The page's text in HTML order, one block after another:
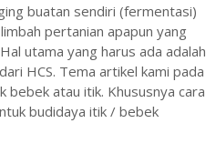
buatan sendiri (fermentasi)
pertanian apapun yang
utama yang harus ada adalah
HCS. Tema artikel kami pada
bebek atau itik. Khususnya cara
budidaya itik / bebek